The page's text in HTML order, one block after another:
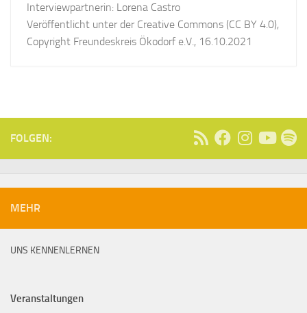
Interviewpartnerin: Lorena Castro
Veröffentlicht unter der Creative Commons (CC BY 4.0),
Copyright Freundeskreis Ökodorf e.V., 16.10.2021
FOLGEN:
MEHR
UNS KENNENLERNEN
Veranstaltungen